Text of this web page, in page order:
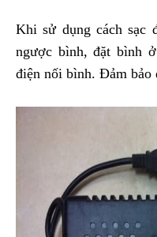
Khi sử dụng cách sạc
ngược bình, đặt bình
điện nối bình. Đảm bảo